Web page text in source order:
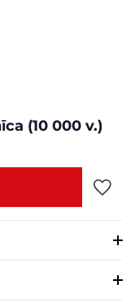
(10 000 v.)